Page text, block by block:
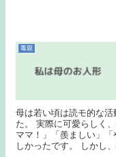
毒親
母は若い頃は読モ的な
た。 実際に可愛らしく
ママ！」「羨ましい」
しかったです。 しかし